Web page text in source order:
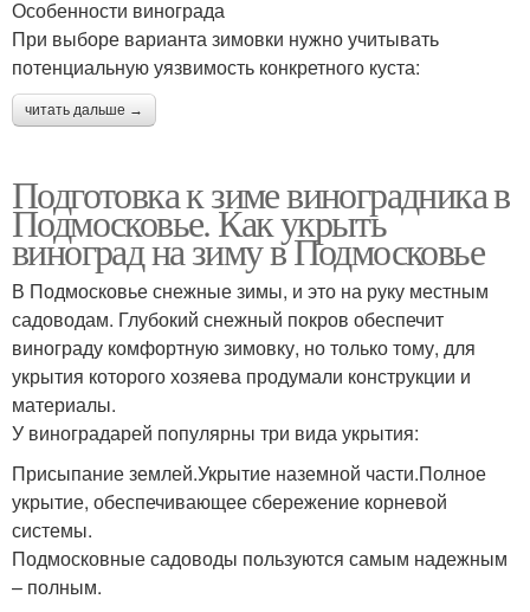
Особенности винограда
При выборе варианта зимовки нужно учитывать
потенциальную уязвимость конкретного куста:
читать дальше →
Подготовка к зиме виноградника в
Подмосковье. Как укрыть
виноград на зиму в Подмосковье
В Подмосковье снежные зимы, и это на руку местным
садоводам. Глубокий снежный покров обеспечит
винограду комфортную зимовку, но только тому, для
укрытия которого хозяева продумали конструкции и
материалы.
У виноградарей популярны три вида укрытия:
Присыпание землей.Укрытие наземной части.Полное
укрытие, обеспечивающее сбережение корневой
системы.
Подмосковные садоводы пользуются самым надежным
– полным.